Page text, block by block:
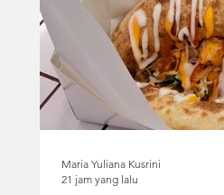
Maria Yuliana Kusrini
21 jam yang lalu